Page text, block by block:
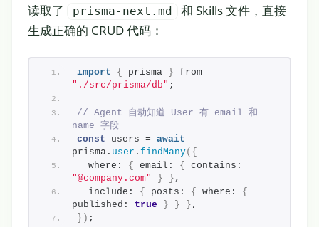
读取了
prisma-next.md
和 Skills 文件，直接
生成正确的 CRUD 代码：
import { prisma }
"./src/prisma/db" ;
// Agent 自动知道 User 有 email 和
name 字段
const users = await
prisma. user . findMany( {
  where:
{ email: {
"@company.com"
} } ,
  include:
{ posts: { where: {
published: true } } } ,
} ) ;